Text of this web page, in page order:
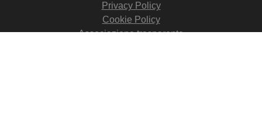
Privacy Policy
Cookie Policy
Associazione trasparente